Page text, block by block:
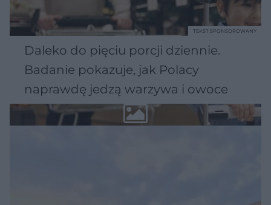
Daleko do pięciu porcji dziennie.
Badanie pokazuje, jak Polacy
naprawdę jedzą warzywa i owoce
TEKST SPONSOROWANY